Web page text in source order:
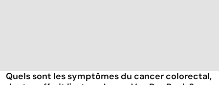
Quels sont les symptômes du cancer colorectal,